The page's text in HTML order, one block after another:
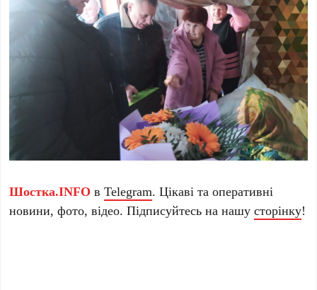
Шостка.INFO вTelegram. Цікаві та оперативні
новини, фото, відео. Підписуйтесь на нашусторінку!